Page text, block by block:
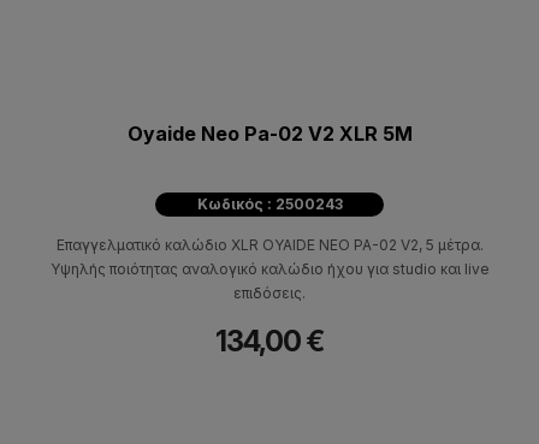
Oyaide Neo Pa-02 V2 XLR 5M
Κωδικός : 2500243
Επαγγελματικό καλώδιο XLR OYAIDE NEO PA-02 V2, 5 μέτρα.
Υψηλής ποιότητας αναλογικό καλώδιο ήχου για studio και live
επιδόσεις.
134,00 €